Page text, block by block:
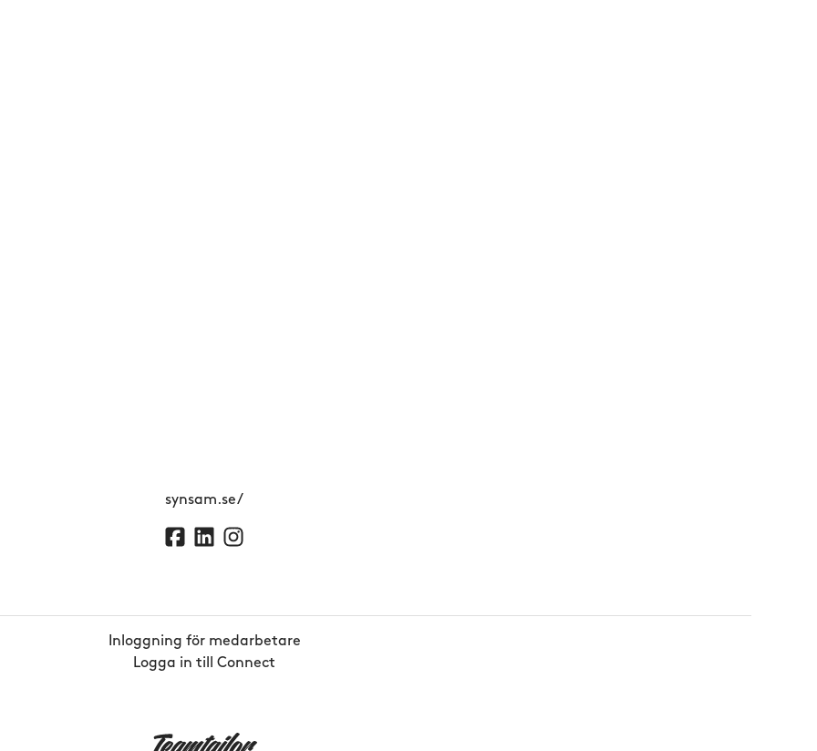
synsam.se/
Inloggning för medarbetare
Logga in till Connect